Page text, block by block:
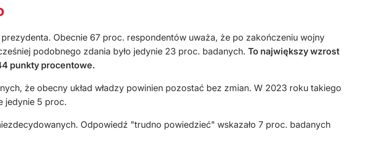
Obecnie 67 proc. respondentów uważa, że po zakończeniu wojny
podobnego zdania było jedynie 23 proc. badanych. To największy wzrost
punkty procentowe.
że obecny układ władzy powinien pozostać bez zmian. W 2023 roku takiego
jedynie 5 proc.
Odpowiedź "trudno powiedzieć" wskazało 7 proc. badanych